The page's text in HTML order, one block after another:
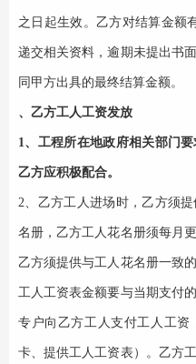
之日起生效。乙方对结算金额
递交相关资料，逾期未提出书
同甲方出具的最终结算金额。
、乙方工人工资发放
1、工程所在地政府相关部门
乙方应积极配合。
2、乙方工人进场时，乙方须
名册，乙方工人花名册须每月
乙方须提供与工人花名册一致
工人工资表金额要与当期支付
专户向乙方工人支付工人工
卡、提供工人工资表）。 乙方